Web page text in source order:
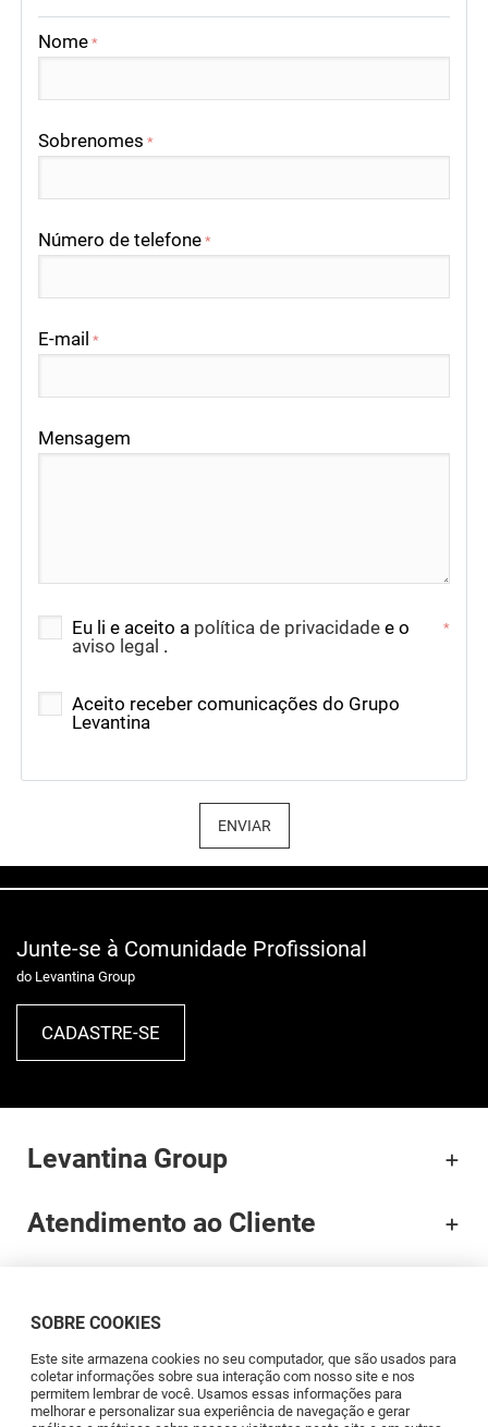
Nome *
Sobrenomes *
Número de telefone *
E-mail *
Mensagem
Eu li e aceito a política de privacidade e o
aviso legal .
*
Aceito receber comunicações do Grupo
Levantina
ENVIAR
Junte-se à Comunidade Profissional
do Levantina Group
CADASTRE-SE
SOBRE COOKIES
Este site armazena cookies no seu computador, que são usados para
coletar informações sobre sua interação com nosso site e nos
permitem lembrar de você. Usamos essas informações para
melhorar e personalizar sua experiência de navegação e gerar
Levantina Group
Atendimento ao Cliente
Brands
Profissionais